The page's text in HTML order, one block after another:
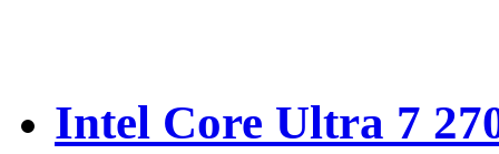
Intel Core Ultra 7